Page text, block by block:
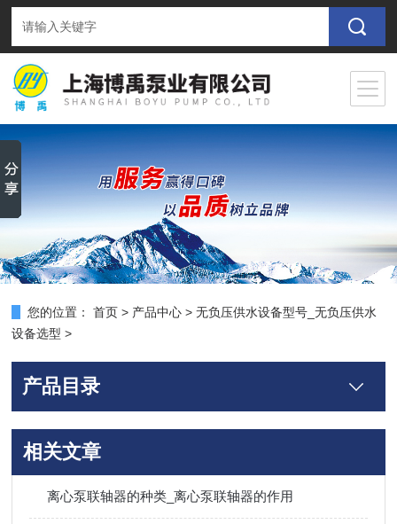
您的位置： 首页 > 产品中心 >无负压供水设备型号_无负压供水
设备选型 >
产品目录
相关文章
离心泵联轴器的种类_离心泵联轴器的作用